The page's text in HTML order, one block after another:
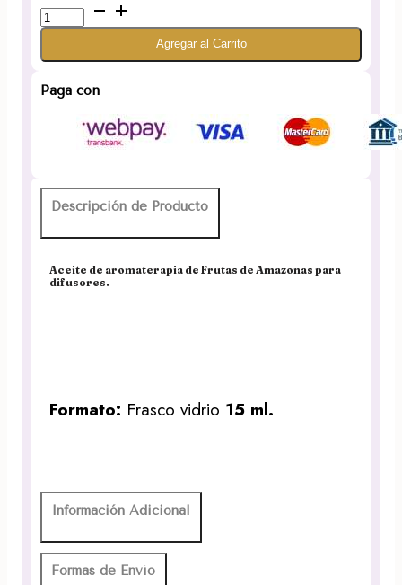
Esencia
Aceite
Amazonas
Aromaterapia
cantidad
Agregar al Carrito
Paga con
Descripción de Producto
Aceite de aromaterapia de Frutas de Amazonas para
difusores.
Formato: Frasco vidrio 15 ml.
Información Adicional
Formas de Envío